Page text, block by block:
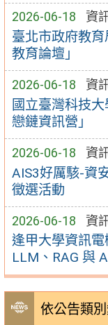
2026-06-18 資
臺北市政府教
教育論壇」
2026-06-18 資
國立臺灣科技
戀鏈資訊營」
2026-06-18 資
AIS3好厲駭-資
徵選活動
2026-06-18 資
逢甲大學資訊電
LLM、RAG 與
依公告類